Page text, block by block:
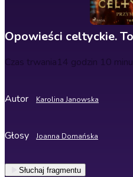
Opowieści celtyckie.
Czas trwania14 godzin 10
Autor Karolina Janowska
Głosy Joanna Domańska
Słuchaj fragmentu